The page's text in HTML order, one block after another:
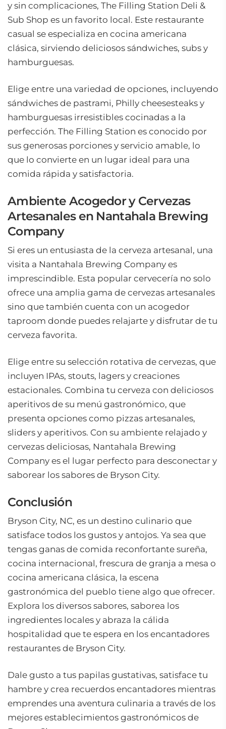
y sin complicaciones, The Filling Station Deli &
Sub Shop es un favorito local. Este restaurante
casual se especializa en cocina americana
clásica, sirviendo deliciosos sándwiches, subs y
hamburguesas.
Elige entre una variedad de opciones, incluyendo
sándwiches de pastrami, Philly cheesesteaks y
hamburguesas irresistibles cocinadas a la
perfección. The Filling Station es conocido por
sus generosas porciones y servicio amable, lo
que lo convierte en un lugar ideal para una
comida rápida y satisfactoria.
Ambiente Acogedor y Cervezas
Artesanales en Nantahala Brewing
Company
Si eres un entusiasta de la cerveza artesanal, una
visita a Nantahala Brewing Company es
imprescindible. Esta popular cervecería no solo
ofrece una amplia gama de cervezas artesanales
sino que también cuenta con un acogedor
taproom donde puedes relajarte y disfrutar de tu
cerveza favorita.
Elige entre su selección rotativa de cervezas, que
incluyen IPAs, stouts, lagers y creaciones
estacionales. Combina tu cerveza con deliciosos
aperitivos de su menú gastronómico, que
presenta opciones como pizzas artesanales,
sliders y aperitivos. Con su ambiente relajado y
cervezas deliciosas, Nantahala Brewing
Company es el lugar perfecto para desconectar y
saborear los sabores de Bryson City.
Conclusión
Bryson City, NC, es un destino culinario que
satisface todos los gustos y antojos. Ya sea que
tengas ganas de comida reconfortante sureña,
cocina internacional, frescura de granja a mesa o
cocina americana clásica, la escena
gastronómica del pueblo tiene algo que ofrecer.
Explora los diversos sabores, saborea los
ingredientes locales y abraza la cálida
hospitalidad que te espera en los encantadores
restaurantes de Bryson City.
Dale gusto a tus papilas gustativas, satisface tu
hambre y crea recuerdos encantadores mientras
emprendes una aventura culinaria a través de los
mejores establecimientos gastronómicos de